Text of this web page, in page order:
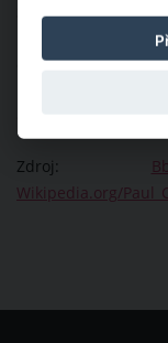
Skupina S Club 7
příležitosti 25 let
ovšem budou
na velké turné po
Zdroj:
Wikipedia.org/